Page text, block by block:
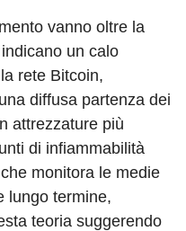
vanno oltre la
un calo
rete Bitcoin,
diffusa partenza dei
attrezzature più
di infiammabilità
monitora le medie
lungo termine,
teoria suggerendo